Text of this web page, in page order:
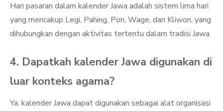
Hari pasaran dalam kalender Jawa adalah sistem lima hari
yang mencakup Legi, Pahing, Pon, Wage, dan Kliwon, yang
dihubungkan dengan aktivitas tertentu dalam tradisi Jawa.
4. Dapatkah kalender Jawa digunakan di
luar konteks agama?
Ya, kalender Jawa dapat digunakan sebagai alat organisasi